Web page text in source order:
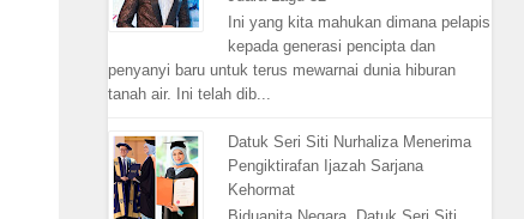
Ini yang kita mahukan dimana pelapis
kepada generasi pencipta dan
penyanyi baru untuk terus mewarnai dunia hiburan
tanah air. Ini telah dib...
Datuk Seri Siti Nurhaliza Menerima
Pengiktirafan Ijazah Sarjana
Kehormat